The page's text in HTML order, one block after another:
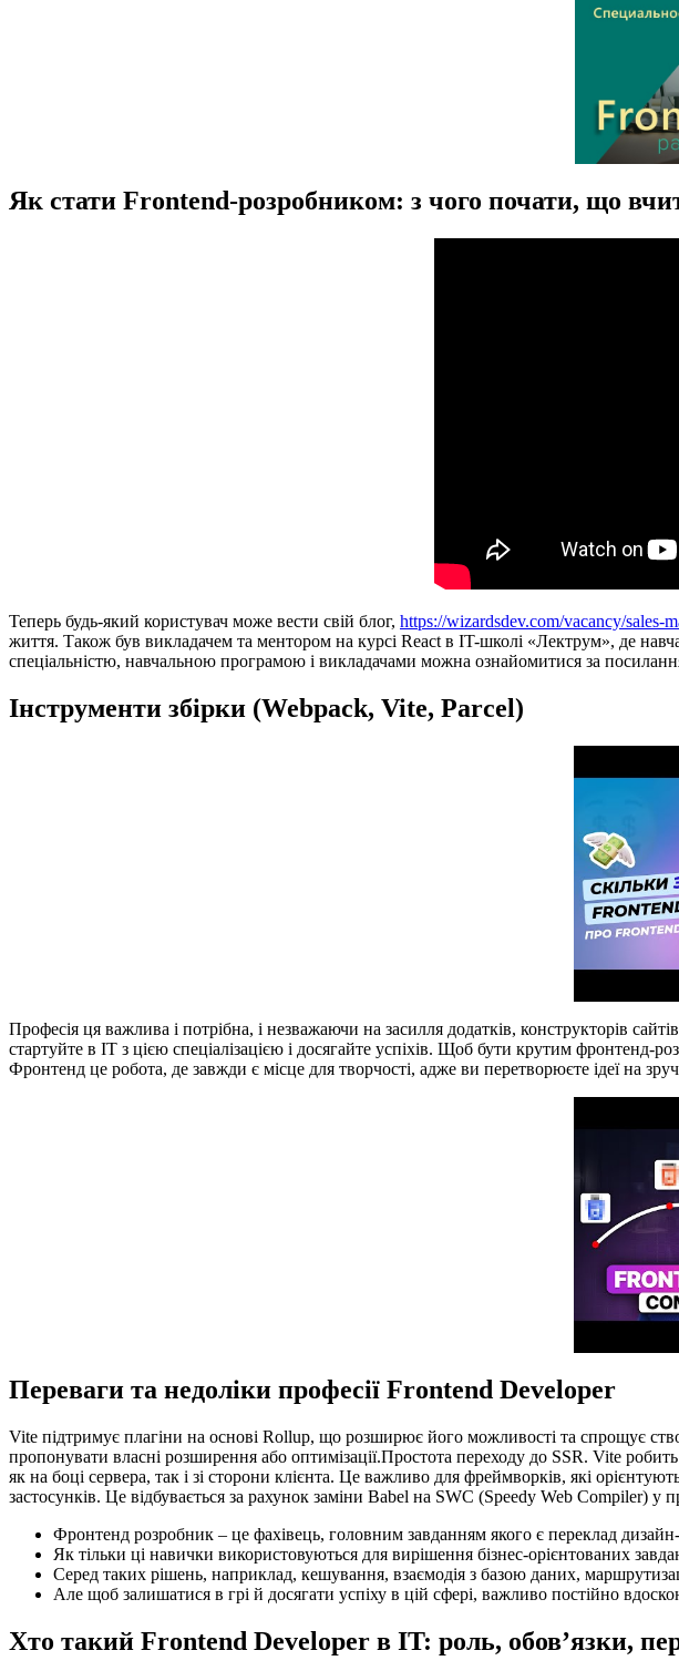
Як стати Frontend-розробником: з чого почати, що
Теперь будь-який користувач може вести свій блог, https://wizardsdev.com/vacancy/sales-
життя. Також був викладачем та ментором на курсі React в IT-школі «Лектрум», де
спеціальністю, навчальною програмою і викладачами можна ознайомитися за
Інструменти збірки (Webpack, Vite, Parcel)
Професія ця важлива і потрібна, і незважаючи на засилля додатків, конструкторів
стартуйте в IT з цією спеціалізацією і досягайте успіхів. Щоб бути крутим
Фронтенд це робота, де завжди є місце для творчості, адже ви перетворюєте ідеї на
Переваги та недоліки професії Frontend Developer
Vite підтримує плагіни на основі Rollup, що розширює його можливості та спрощує
пропонувати власні розширення або оптимізації.Простота переходу до SSR. Vite
як на боці сервера, так і зі сторони клієнта. Це важливо для фреймворків, які
застосунків. Це відбувається за рахунок заміни Babel на SWC (Speedy Web Compiler) у
Фронтенд розробник – це фахівець, головним завданням якого є переклад
Як тільки ці навички використовуються для вирішення бізнес-орієнтованих
Серед таких рішень, наприклад, кешування, взаємодія з базою даних,
Але щоб залишатися в грі й досягати успіху в цій сфері, важливо постійно
Хто такий Frontend Developer в IT: роль, обов’язки,